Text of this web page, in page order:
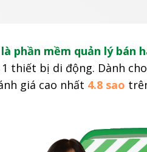
là phần mềm quản lý bán
thiết bị di động. Dành
giá cao nhất 4.8 sao